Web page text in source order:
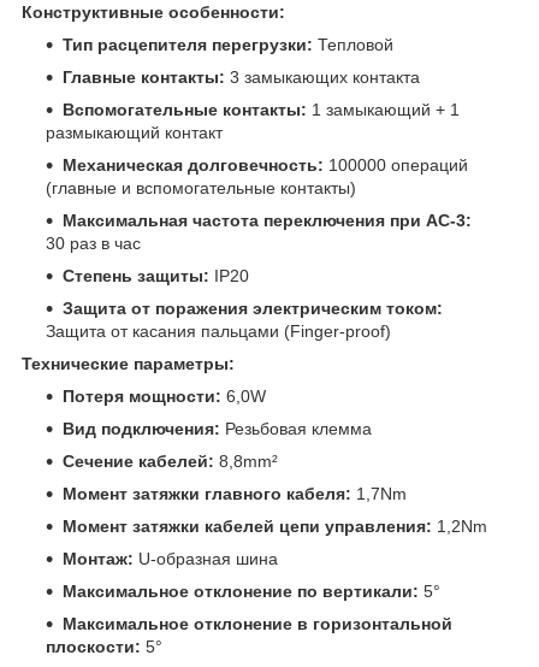
Конструктивные особенности:
Тип расцепителя перегрузки: Тепловой
Главные контакты: 3 замыкающих контакта
Вспомогательные контакты: 1 замыкающий + 1
размыкающий контакт
Механическая долговечность: 100000 операций
(главные и вспомогательные контакты)
Максимальная частота переключения при AC-3:
30 раз в час
Степень защиты: IP20
Защита от поражения электрическим током:
Защита от касания пальцами (Finger-proof)
Технические параметры:
Потеря мощности: 6,0W
Вид подключения: Резьбовая клемма
Сечение кабелей: 8,8mm²
Момент затяжки главного кабеля: 1,7Nm
Момент затяжки кабелей цепи управления: 1,2Nm
Монтаж: U-образная шина
Максимальное отклонение по вертикали: 5°
Максимальное отклонение в горизонтальной
плоскости: 5°